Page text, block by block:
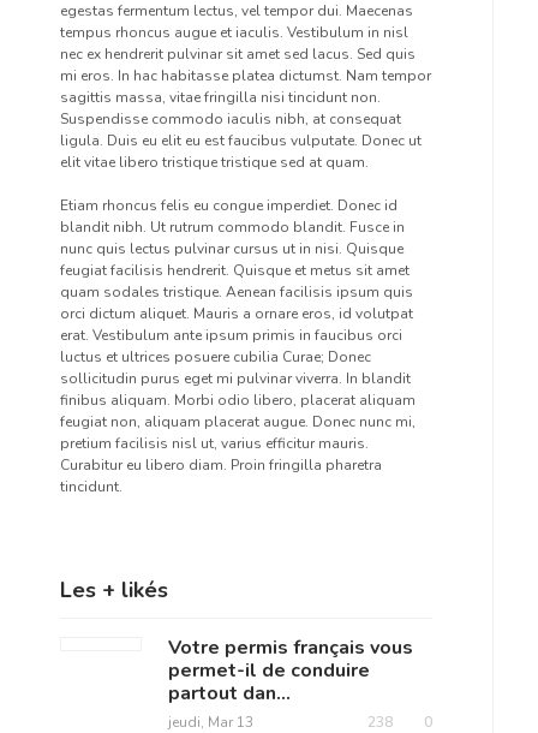
egestas fermentum lectus, vel tempor dui. Maecenas
tempus rhoncus augue et iaculis. Vestibulum in nisl
nec ex hendrerit pulvinar sit amet sed lacus. Sed quis
mi eros. In hac habitasse platea dictumst. Nam tempor
sagittis massa, vitae fringilla nisi tincidunt non.
Suspendisse commodo iaculis nibh, at consequat
ligula. Duis eu elit eu est faucibus vulputate. Donec ut
elit vitae libero tristique tristique sed at quam.
Etiam rhoncus felis eu congue imperdiet. Donec id
blandit nibh. Ut rutrum commodo blandit. Fusce in
nunc quis lectus pulvinar cursus ut in nisi. Quisque
feugiat facilisis hendrerit. Quisque et metus sit amet
quam sodales tristique. Aenean facilisis ipsum quis
orci dictum aliquet. Mauris a ornare eros, id volutpat
erat. Vestibulum ante ipsum primis in faucibus orci
luctus et ultrices posuere cubilia Curae; Donec
sollicitudin purus eget mi pulvinar viverra. In blandit
finibus aliquam. Morbi odio libero, placerat aliquam
feugiat non, aliquam placerat augue. Donec nunc mi,
pretium facilisis nisl ut, varius efficitur mauris.
Curabitur eu libero diam. Proin fringilla pharetra
tincidunt.
Les + likés
Votre permis français vous
permet-il de conduire
partout dan...
jeudi, Mar 13 0
238